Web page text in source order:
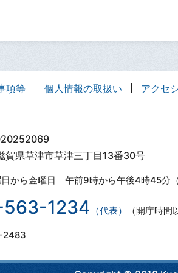
項等 個人情報の取扱い アクセ
県草津市草津三丁目13番30号
日から金曜日 午前9時から午後4時45分
1234 （代表） （開庁時
2483